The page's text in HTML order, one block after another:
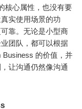
核心属性，也没有要
实使用场景的功
靠。无论是小型商
团队，都可以根据
Business 的价值，并
让沟通仍然像沟通